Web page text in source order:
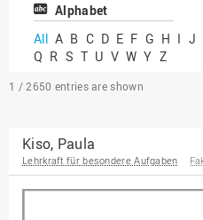
Center for International
Chancengerechtigkeit
eLearning Competence
Fakultät
Agrarwissenschaften und
Alphabet
All A B C D E F G H I J
Q R S T U V W Y Z
1 / 2650 entries are shown
Kiso, Paula
Lehrkraft für besondere Aufgaben